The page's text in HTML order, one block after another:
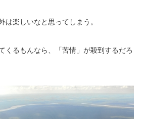
は楽しいなと思ってしまう。
くるもんなら、「苦情」が殺到するだろ